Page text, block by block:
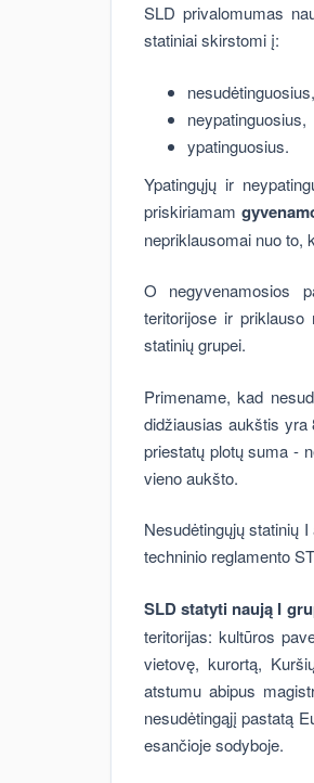
SLD privalomumas
statiniai skirstomi į:
nesudėtinguosius,
neypatinguosius,
ypatinguosius.
Ypatingųjų ir
priskiriamam
nepriklausomai nuo to,
O negyvenamosios
teritorijose ir
statinių grupei.
Primename, kad
didžiausias aukštis yra
priestatų plotų suma -
vieno aukšto.
Nesudėtingųjų statinių
techninio reglamento
SLD statyti naują I
teritorijas: kultūros
vietovę, kurortą,
atstumu abipus
nesudėtingąjį pastatą
esančioje sodyboje.